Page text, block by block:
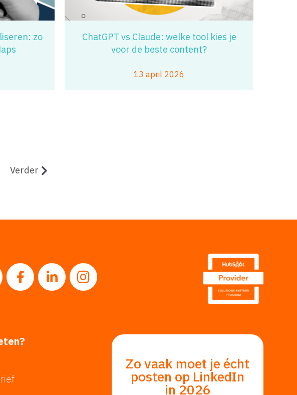
zo
ChatGPT vs Claude: welke tool kies je
voor de beste content?
13 april 2026
Verder
op 0183 - 20 10 20
ons naar info@webprofit.nl
Volg ons op Facebook
Volg ons op LinkedIn
Volg ons op Instagram
Zo vaak moet je écht
posten op LinkedIn
in 2026